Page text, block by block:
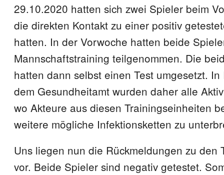
29.10.2020 hatten sich zwei Spieler beim
die direkten Kontakt zu einer positiv
hatten. In der Vorwoche hatten beide
Mannschaftstraining teilgenommen. Die
hatten dann selbst einen Test umgesetzt. In
dem Gesundheitamt wurden daher alle
wo Akteure aus diesen Trainingseinheiten
weitere mögliche Infektionsketten zu
Uns liegen nun die Rückmeldungen zu den
vor. Beide Spieler sind negativ getestet.